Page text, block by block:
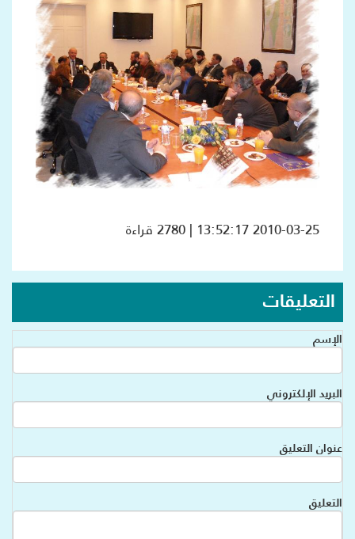
2010-03-25 13:52:17 | 2780 قراءة
التعليقات
الإسم
البريد الإلكتروني
عنوان التعليق
التعليق